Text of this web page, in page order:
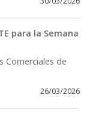
para la Semana
Comerciales de
26/03/2026